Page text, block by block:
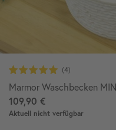
Marmor Waschbecken
109,90 €
Aktuell nicht verfügbar